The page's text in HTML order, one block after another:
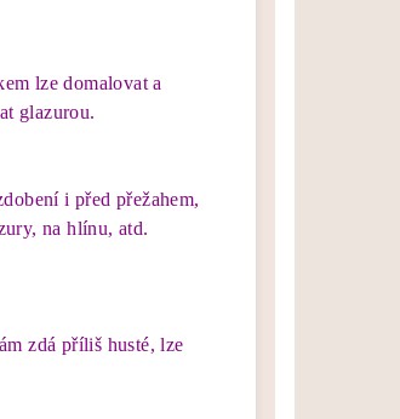
lze domalovat a
glazurou.
i před přežahem,
na hlínu, atd.
zdá příliš husté, lze